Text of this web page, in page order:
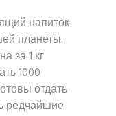
напиток
планеты.
за 1 кг
1000
отдать
редчайшие